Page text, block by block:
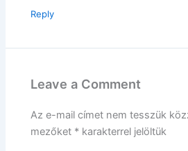
Reply
Leave a Comment
Az e-mail címet nem tesszük
mezőket * karakterrel jelöltük